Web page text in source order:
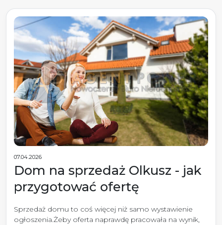
07.04.2026
Dom na sprzedaż Olkusz - jak
przygotować ofertę
Sprzedaż domu to coś więcej niż samo wystawienie
ogłoszenia.Żeby oferta naprawdę pracowała na wynik,